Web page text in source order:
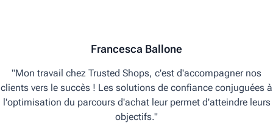
Francesca Ballone
"Mon travail chez Trusted Shops, c'est d'accompagner nos
clients vers le succès ! Les solutions de confiance conjuguées à
l'optimisation du parcours d'achat leur permet d'atteindre leurs
objectifs."